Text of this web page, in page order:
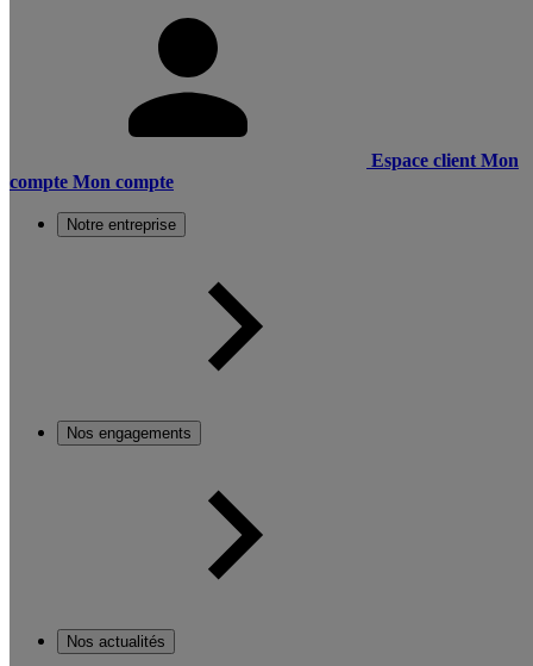
Espace client Mon
compte Mon compte
Notre entreprise
Nos engagements
Nos actualités